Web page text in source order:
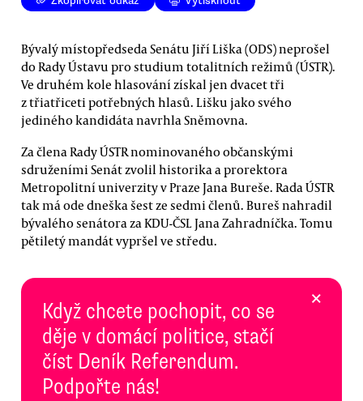
Bývalý místopředseda Senátu Jiří Liška (ODS) neprošel
do Rady Ústavu pro studium totalitních režimů (ÚSTR).
Ve druhém kole hlasování získal jen dvacet tři
z třiatřiceti potřebných hlasů. Lišku jako svého
jediného kandidáta navrhla Sněmovna.
Za člena Rady ÚSTR nominovaného občanskými
sdruženími Senát zvolil historika a prorektora
Metropolitní univerzity v Praze Jana Bureše. Rada ÚSTR
tak má ode dneška šest ze sedmi členů. Bureš nahradil
bývalého senátora za KDU-ČSL Jana Zahradníčka. Tomu
pětiletý mandát vypršel ve středu.
Když chcete pochopit, co se
děje v domácí politice, stačí
číst Deník Referendum.
Podpořte nás!
×